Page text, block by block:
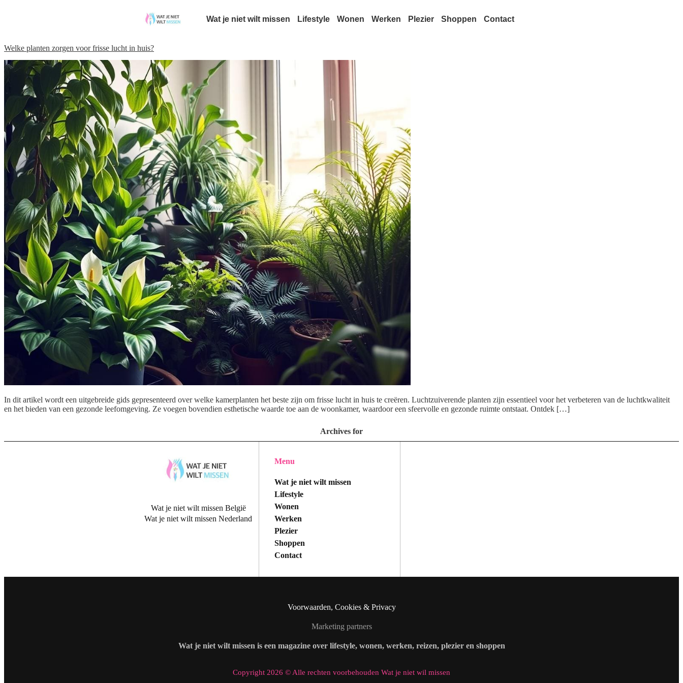
Wat je niet wilt missen Lifestyle Wonen Werken Plezier Shoppen Contact
Welke planten zorgen voor frisse lucht in huis?
In dit artikel wordt een uitgebreide gids gepresenteerd over welke kamerplanten het beste zijn om frisse lucht in huis te creëren. Luchtzuiverende planten zijn essentieel voor het verbeteren van de luchtkwaliteit
en het bieden van een gezonde leefomgeving. Ze voegen bovendien esthetische waarde toe aan de woonkamer, waardoor een sfeervolle en gezonde ruimte ontstaat. Ontdek […]
Archives for
Wat je niet wilt missen België
Wat je niet wilt missen Nederland
Menu
Wat je niet wilt missen
Lifestyle
Wonen
Werken
Plezier
Shoppen
Contact
Voorwaarden, Cookies & Privacy
Marketing partners
Wat je niet wilt missen is een magazine over lifestyle, wonen, werken, reizen, plezier en shoppen
Copyright 2026 © Alle rechten voorbehouden Wat je niet wil missen